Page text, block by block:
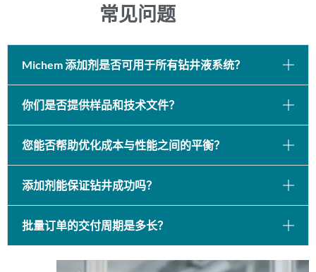
常见问题
Michem 添加剂是否可用于所有钻井液系统？
你们是否提供样品和技术文件？
您能否帮助优化成本与性能之间的平衡？
添加剂能保证钻井成功吗？
批量订单的交付周期是多长？